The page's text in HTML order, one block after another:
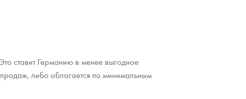
ставит Германию в менее выгодное
либо облагается по минимальным